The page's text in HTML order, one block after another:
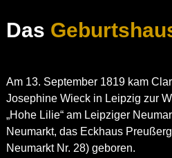
Das
Am 13. September 1819 kam
Josephine Wieck in Leipzig zur
„Hohe Lilie“ am Leipziger
Neumarkt, das Eckhaus
Neumarkt Nr. 28) geboren.